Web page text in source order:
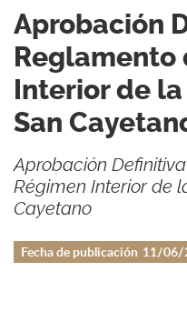
Aprobación
Reglamento
Interior de
San
Aprobación
Régimen Interior de
Cayetano
Fecha de publicación 11/06/